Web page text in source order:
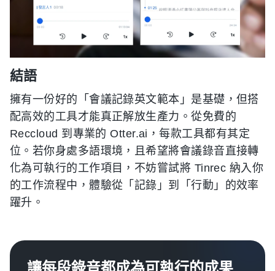
結語
擁有一份好的「會議記錄英文範本」是基礎，但搭
配高效的工具才能真正解放生產力。從免費的
Reccloud 到專業的 Otter.ai，每款工具都有其定
位。若你身處多語環境，且希望將會議錄音直接轉
化為可執行的工作項目，不妨嘗試將 Tinrec 納入你
的工作流程中，體驗從「記錄」到「行動」的效率
躍升。